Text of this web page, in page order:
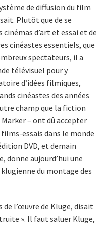
de diffusion du film
Plutôt que de se
d’art et essai et de
cinéastes essentiels, que
spectateurs, il a
télévisuel pour y
d’idées filmiques,
cinéastes des années
champ que la fiction
Marker – ont dû accepter
essais dans le monde
DVD, et demain
donne aujourd’hui une
du montage des
l’œuvre de Kluge, disait
». Il faut saluer Kluge,